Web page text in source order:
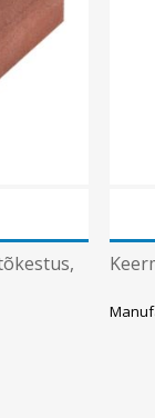
lülitid ja
lülitid ja
lülitid ja